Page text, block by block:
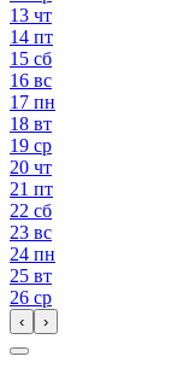
13 чт
14 пт
15 сб
16 вс
17 пн
18 вт
19 ср
20 чт
21 пт
22 сб
23 вс
24 пн
25 вт
26 ср
‹ ›